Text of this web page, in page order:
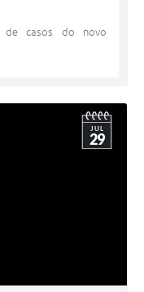
de casos do novo
JUL
29